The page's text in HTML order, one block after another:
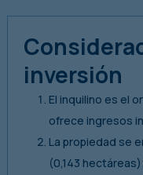
inversión
El inquilino es el
ofrece ingresos
La propiedad se
(0,143 hectáreas);